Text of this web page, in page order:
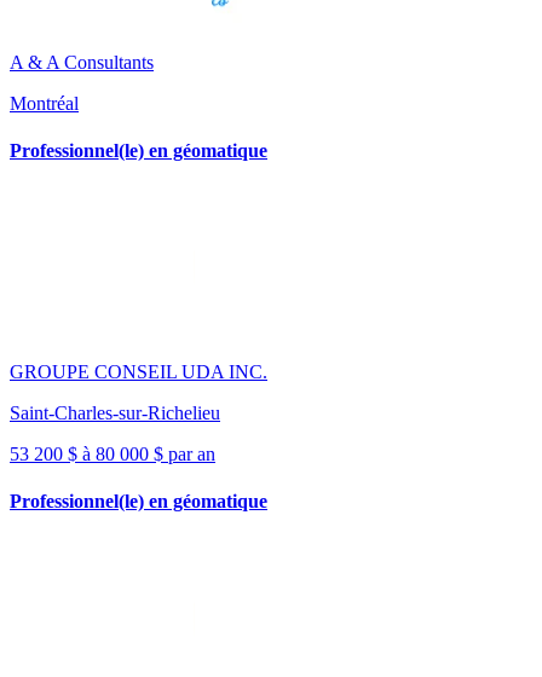
A & A Consultants
Montréal
Professionnel(le) en géomatique
GROUPE CONSEIL UDA INC.
Saint-Charles-sur-Richelieu
53 200 $ à 80 000 $ par an
Professionnel(le) en géomatique